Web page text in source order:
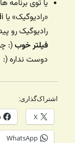
یا توی برنامه
رادیوگیک رو
فیلتر خوب(:
دوست نداره (:
اشتراک‌گذاری:
X
WhatsApp